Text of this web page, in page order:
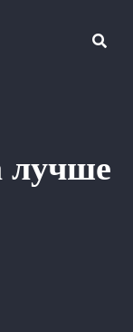
лучше